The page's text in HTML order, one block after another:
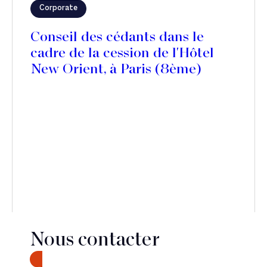
Corporate
Conseil des cédants dans le
cadre de la cession de l'Hôtel
New Orient, à Paris (8ème)
Nous contacter